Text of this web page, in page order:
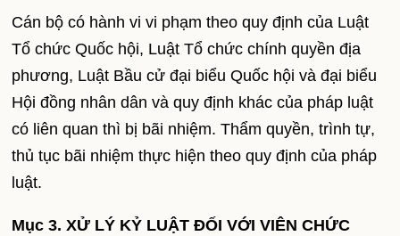
Cán bộ có hành vi vi phạm theo quy định của Luật
Tổ chức Quốc hội, Luật Tổ chức chính quyền địa
phương, Luật Bầu cử đại biểu Quốc hội và đại biểu
Hội đồng nhân dân và quy định khác của pháp luật
có liên quan thì bị bãi nhiệm. Thẩm quyền, trình tự,
thủ tục bãi nhiệm thực hiện theo quy định của pháp
luật.
Mục 3. XỬ LÝ KỶ LUẬT ĐỐI VỚI VIÊN CHỨC